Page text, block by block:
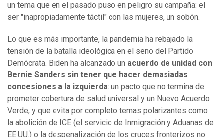
un tema que en el pasado puso en peligro su campaña: el
ser "inapropiadamente táctil" con las mujeres, un sobón.
Lo que es más importante, la pandemia ha rebajado la
tensión de la batalla ideológica en el seno del Partido
Demócrata. Biden ha alcanzado un acuerdo de unidad con
Bernie Sanders sin tener que hacer demasiadas
concesiones a la izquierda: un pacto que no termina de
prometer cobertura de salud universal y un Nuevo Acuerdo
Verde, y que evita por completo temas polarizantes como
la abolición de ICE (el servicio de Inmigración y Aduanas de
EE.UU.) o la despenalización de los cruces fronterizos no